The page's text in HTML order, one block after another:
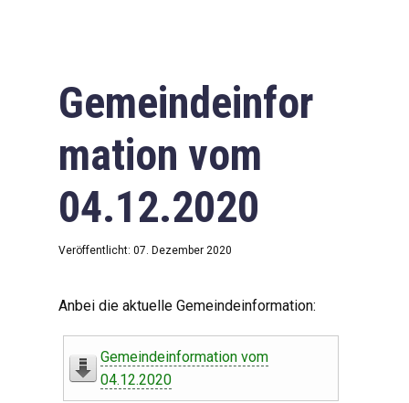
Gemeindeinfor
mation vom
04.12.2020
Veröffentlicht: 07. Dezember 2020
Anbei die aktuelle Gemeindeinformation:
Gemeindeinformation vom
04.12.2020